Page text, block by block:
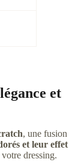
et
, une fusion
et leur effet
dressing.